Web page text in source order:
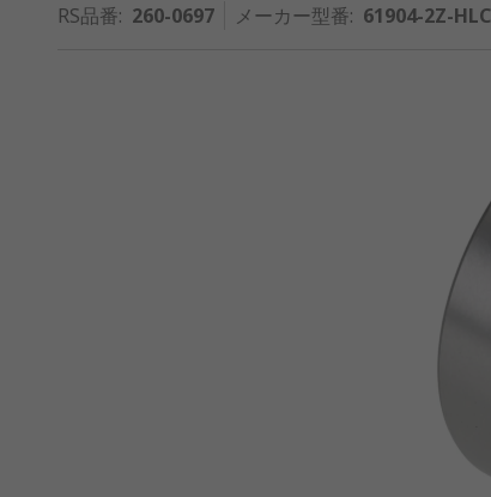
RS品番: 260-0697 メーカー型番: 61904-2Z-HLC